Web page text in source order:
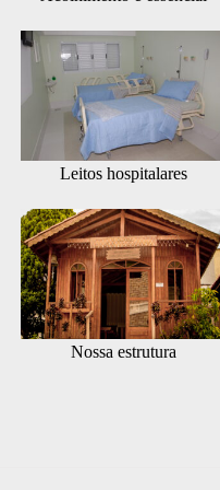
Leitos hospitalares
Nossa estrutura